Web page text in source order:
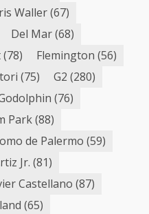
Waller(67)
Del Mar(68)
(78) Flemington (56)
(75) G2 (280)
(76)
Park(88)
de Palermo (59)
Jr. (81)
Castellano (87)
(65)